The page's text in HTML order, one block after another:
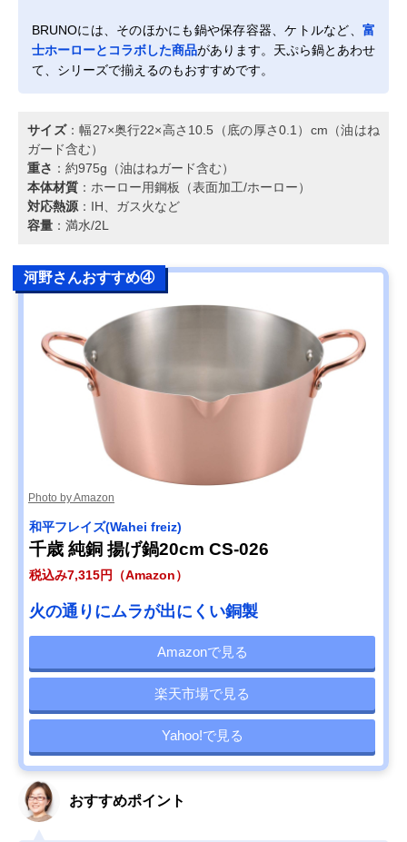
BRUNOには、そのほかにも鍋や保存容器、ケトルなど、 富
士ホーローとコラボした商品があります。天ぷら鍋とあわせ
て、シリーズで揃えるのもおすすめです。
サイズ：幅27×奥行22×高さ10.5（底の厚さ0.1）cm（油はね
ガード含む）
重さ ：約975g（油はねガード含む）
本体材質 ：ホーロー用鋼板（表面加工/ホーロー）
対応熱源 ：IH、ガス火など
容量 ：満水/2L
河野さんおすすめ④
Photo by Amazon
和平フレイズ(Wahei freiz)
千歳 純銅 揚げ鍋20cm CS-026
税込み7,315円（Amazon）
火の通りにムラが出にくい銅製
Amazonで見る
楽天市場で見る
Yahoo!で見る
おすすめポイント